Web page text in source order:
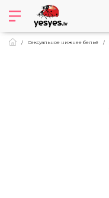
Сексуальное нижнее бельё